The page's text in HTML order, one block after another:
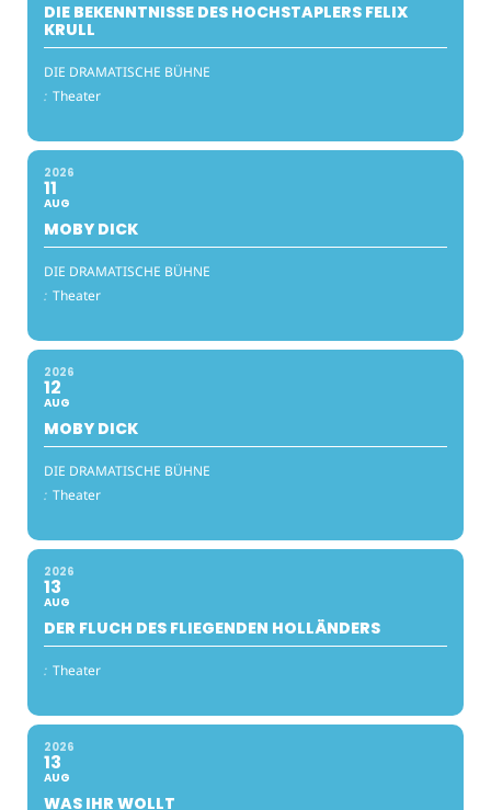
DIE BEKENNTNISSE DES HOCHSTAPLERS FELIX
KRULL
DIE DRAMATISCHE BÜHNE
: Theater
2026
11
AUG
MOBY DICK
DIE DRAMATISCHE BÜHNE
: Theater
2026
12
AUG
MOBY DICK
DIE DRAMATISCHE BÜHNE
: Theater
2026
13
AUG
DER FLUCH DES FLIEGENDEN HOLLÄNDERS
: Theater
2026
13
AUG
WAS IHR WOLLT